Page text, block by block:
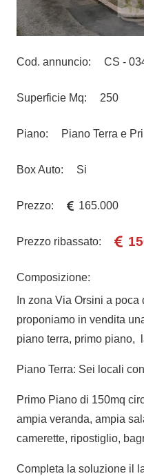
Cod. annuncio: CS -
Superficie Mq: 250
Piano: Piano Terra e
Box Auto: Si
Prezzo: 165.000
Prezzo ribassato:
Composizione:
In zona Via Orsini a
proponiamo in vendita
piano terra, primo piano,
Piano Terra: Sei locali
Primo Piano di 150mq
ampia veranda, ampia
camerette, ripostiglio,
Completa la soluzione il